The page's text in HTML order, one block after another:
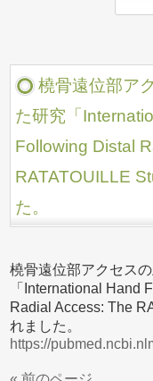
橈骨遠位部ア
た研究「
Following Distal
RATATOUILLE
た。
橈骨遠位部アクセス
「International Hand
Radial Access: The
れました。
https://